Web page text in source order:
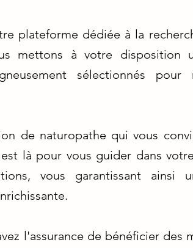
plateforme dédiée à la
mettons à votre
sélectionnés
de naturopathe qui vous
là pour vous guider dans
vous garantissant
l'assurance de bénéficier